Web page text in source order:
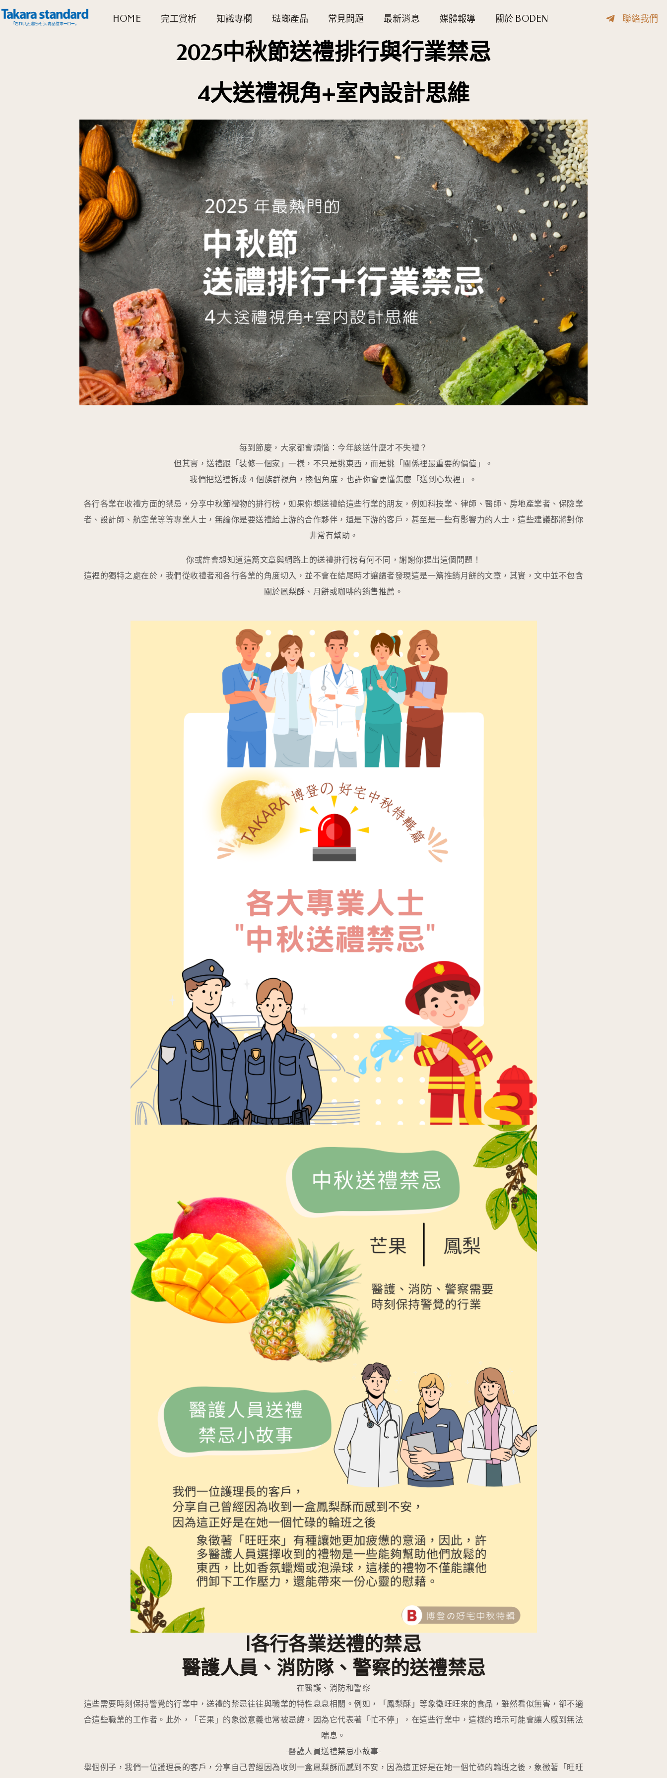
跳
至
HOME 完工賞析 知識專欄 琺瑯產品 常見問題 最新消息 媒體報導 關於 BODEN 聯絡我們
2025中秋節送禮排行與行業禁忌
4大送禮視角+室內設計思維
每到節慶，大家都會煩惱：今年該送什麼才不失禮？
但其實，送禮跟「裝修一個家」一樣，不只是挑東西，而是挑「關係裡最重要的價值」。
我們把送禮拆成 4 個族群視角，換個角度，也許你會更懂怎麼「送到心坎裡」。
各行各業在收禮方面的禁忌，分享中秋節禮物的排行榜，如果你想送禮給這些行業的朋友，例如科技業、律師、醫師、房地產業者、保險業
者、設計師、航空業等等專業人士，無論你是要送禮給上游的合作夥伴，還是下游的客戶，甚至是一些有影響力的人士，這些建議都將對你
非常有幫助。
你或許會想知道這篇文章與網路上的送禮排行榜有何不同，謝謝你提出這個問題！
這裡的獨特之處在於，我們從收禮者和各行各業的角度切入，並不會在結尾時才讓讀者發現這是一篇推銷月餅的文章，其實，文中並不包含
關於鳳梨酥、月餅或咖啡的銷售推薦。
|各行各業送禮的禁忌
醫護人員、消防隊、警察的送禮禁忌
在醫護、消防和警察
這些需要時刻保持警覺的行業中，送禮的禁忌往往與職業的特性息息相關。例如，「鳳梨酥」等象徵旺旺來的食品，雖然看似無害，卻不適
合這些職業的工作者。此外，「芒果」的象徵意義也常被忌諱，因為它代表著「忙不停」，在這些行業中，這樣的暗示可能會讓人感到無法
喘息。
-醫護人員送禮禁忌小故事-
舉個例子，我們一位護理長的客戶，分享自己曾經因為收到一盒鳳梨酥而感到不安，因為這正好是在她一個忙碌的輪班之後，象徵著「旺旺